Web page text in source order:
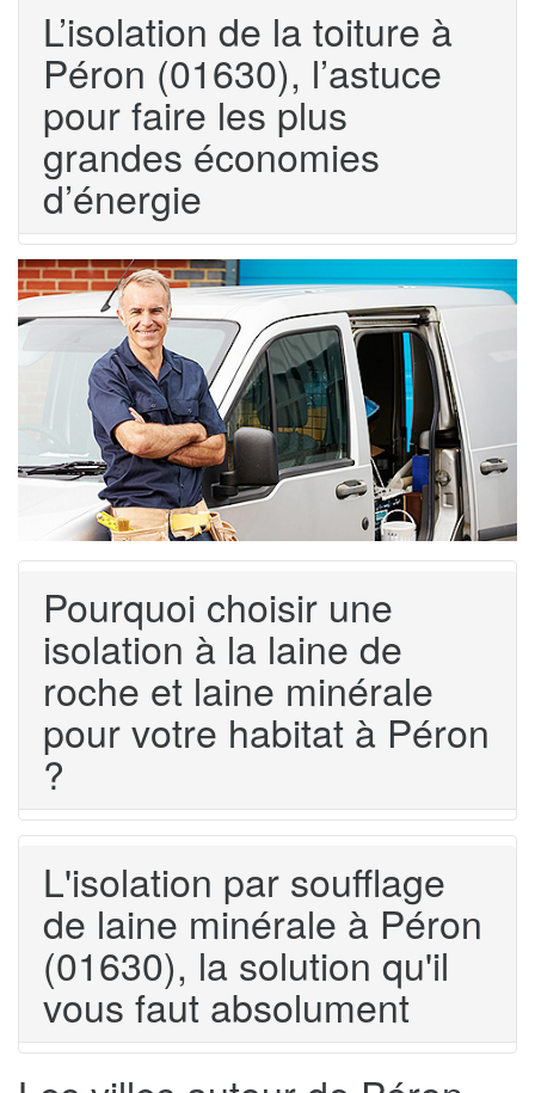
L’isolation de la toiture à
Péron (01630), l’astuce
pour faire les plus
grandes économies
d’énergie
Pourquoi choisir une
isolation à la laine de
roche et laine minérale
pour votre habitat à Péron
?
L'isolation par soufflage
de laine minérale à Péron
(01630), la solution qu'il
vous faut absolument